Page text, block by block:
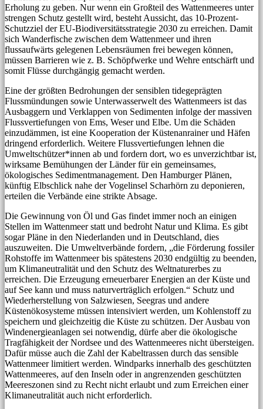
Erholung zu geben. Nur wenn ein Großteil des Wattenmeeres unter
strengen Schutz gestellt wird, besteht Aussicht, das 10-Prozent-
Schutzziel der EU-Biodiversitätsstrategie 2030 zu erreichen. Damit
sich Wanderfische zwischen dem Wattenmeer und ihren
flussaufwärts gelegenen Lebensräumen frei bewegen können,
müssen Barrieren wie z. B. Schöpfwerke und Wehre entschärft und
somit Flüsse durchgängig gemacht werden.
Eine der größten Bedrohungen der sensiblen tidegeprägten
Flussmündungen sowie Unterwasserwelt des Wattenmeers ist das
Ausbaggern und Verklappen von Sedimenten infolge der massiven
Flussvertiefungen von Ems, Weser und Elbe. Um die Schäden
einzudämmen, ist eine Kooperation der Küstenanrainer und Häfen
dringend erforderlich. Weitere Flussvertiefungen lehnen die
Umweltschützer*innen ab und fordern dort, wo es unverzichtbar ist,
wirksame Bemühungen der Länder für ein gemeinsames,
ökologisches Sedimentmanagement. Den Hamburger Plänen,
künftig Elbschlick nahe der Vogelinsel Scharhörn zu deponieren,
erteilen die Verbände eine strikte Absage.
Die Gewinnung von Öl und Gas findet immer noch an einigen
Stellen im Wattenmeer statt und bedroht Natur und Klima. Es gibt
sogar Pläne in den Niederlanden und in Deutschland, dies
auszuweiten. Die Umweltverbände fordern, „die Förderung fossiler
Rohstoffe im Wattenmeer bis spätestens 2030 endgültig zu beenden,
um Klimaneutralität und den Schutz des Weltnaturerbes zu
erreichen. Die Erzeugung erneuerbarer Energien an der Küste und
auf See kann und muss naturverträglich erfolgen.“ Schutz und
Wiederherstellung von Salzwiesen, Seegras und andere
Küstenökosysteme müssen intensiviert werden, um Kohlenstoff zu
speichern und gleichzeitig die Küste zu schützen. Der Ausbau von
Windenergieanlagen sei notwendig, dürfe aber die ökologische
Tragfähigkeit der Nordsee und des Wattenmeeres nicht übersteigen.
Dafür müsse auch die Zahl der Kabeltrassen durch das sensible
Wattenmeer limitiert werden. Windparks innerhalb des geschützten
Wattenmeeres, auf den Inseln oder in angrenzenden geschützten
Meereszonen sind zu Recht nicht erlaubt und zum Erreichen einer
Klimaneutralität auch nicht erforderlich.